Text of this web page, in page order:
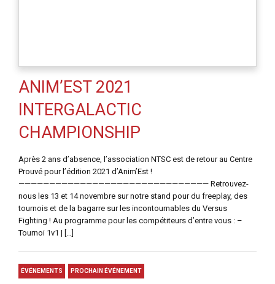
ANIM’EST 2021
INTERGALACTIC
CHAMPIONSHIP
Après 2 ans d’absence, l’association NTSC est de retour au Centre
Prouvé pour l’édition 2021 d’Anim’Est !
——————————————————————————————— Retrouvez-
nous les 13 et 14 novembre sur notre stand pour du freeplay, des
tournois et de la bagarre sur les incontournables du Versus
Fighting ! Au programme pour les compétiteurs d’entre vous : –
Tournoi 1v1 | […]
ÉVÉNEMENTS PROCHAIN ÉVÉNEMENT